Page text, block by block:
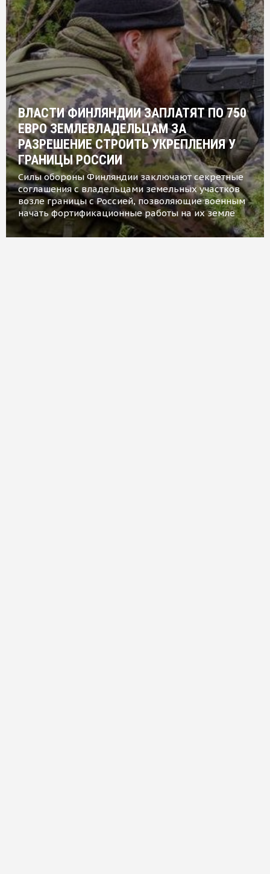
ВЛАСТИ ФИНЛЯНДИИ ЗАПЛАТЯТ ПО 750
ЕВРО ЗЕМЛЕВЛАДЕЛЬЦАМ ЗА
РАЗРЕШЕНИЕ СТРОИТЬ УКРЕПЛЕНИЯ У
ГРАНИЦЫ РОССИИ
Силы обороны Финляндии заключают секретные
соглашения с владельцами земельных участков
возле границы с Россией, позволяющие военным
начать фортификационные работы на их земле